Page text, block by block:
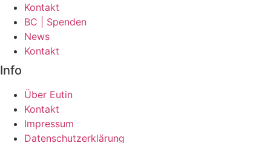
Kontakt
BC | Spenden
News
Kontakt
Info
Über Eutin
Kontakt
Impressum
Datenschutzerklärung